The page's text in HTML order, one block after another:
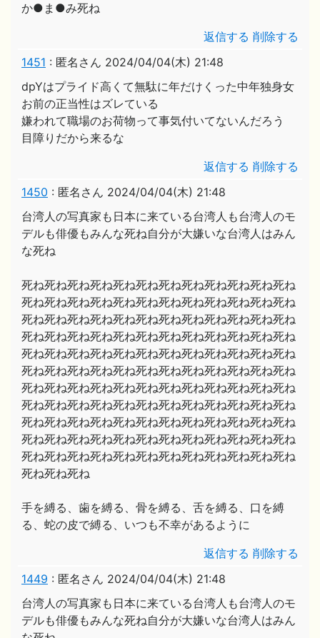
か●ま●み死ね
返信する 削除する
1451 : 匿名さん 2024/04/04(木) 21:48
dpYはプライド高くて無駄に年だけくった中年独身女
お前の正当性はズレている
嫌われて職場のお荷物って事気付いてないんだろう
目障りだから来るな
返信する 削除する
1450 : 匿名さん 2024/04/04(木) 21:48
台湾人の写真家も日本に来ている台湾人も台湾人のモ
デルも俳優もみんな死ね自分が大嫌いな台湾人はみん
な死ね
死ね死ね死ね死ね死ね死ね死ね死ね死ね死ね死ね死ね
死ね死ね死ね死ね死ね死ね死ね死ね死ね死ね死ね死ね
死ね死ね死ね死ね死ね死ね死ね死ね死ね死ね死ね死ね
死ね死ね死ね死ね死ね死ね死ね死ね死ね死ね死ね死ね
死ね死ね死ね死ね死ね死ね死ね死ね死ね死ね死ね死ね
死ね死ね死ね死ね死ね死ね死ね死ね死ね死ね死ね死ね
死ね死ね死ね死ね死ね死ね死ね死ね死ね死ね死ね死ね
死ね死ね死ね死ね死ね死ね死ね死ね死ね死ね死ね死ね
死ね死ね死ね死ね死ね死ね死ね死ね死ね死ね死ね死ね
死ね死ね死ね死ね死ね死ね死ね死ね死ね死ね死ね死ね
死ね死ね死ね死ね死ね死ね死ね死ね死ね死ね死ね死ね
死ね死ね死ね
手を縛る、歯を縛る、骨を縛る、舌を縛る、口を縛
る、蛇の皮で縛る、いつも不幸があるように
返信する 削除する
1449 : 匿名さん 2024/04/04(木) 21:48
台湾人の写真家も日本に来ている台湾人も台湾人のモ
デルも俳優もみんな死ね自分が大嫌いな台湾人はみん